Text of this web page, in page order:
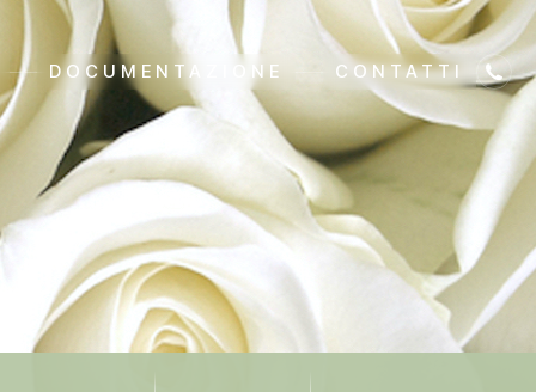
DOCUMENTAZIONE CONTATTI